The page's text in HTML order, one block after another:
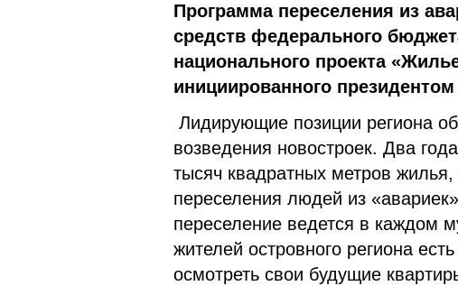
Программа переселения из
средств федерального
национального проекта
инициированного
Лидирующие позиции региона
возведения новостроек. Два
тысяч квадратных метров жилья,
переселения людей из
переселение ведется в каждом
жителей островного региона
осмотреть свои будущие